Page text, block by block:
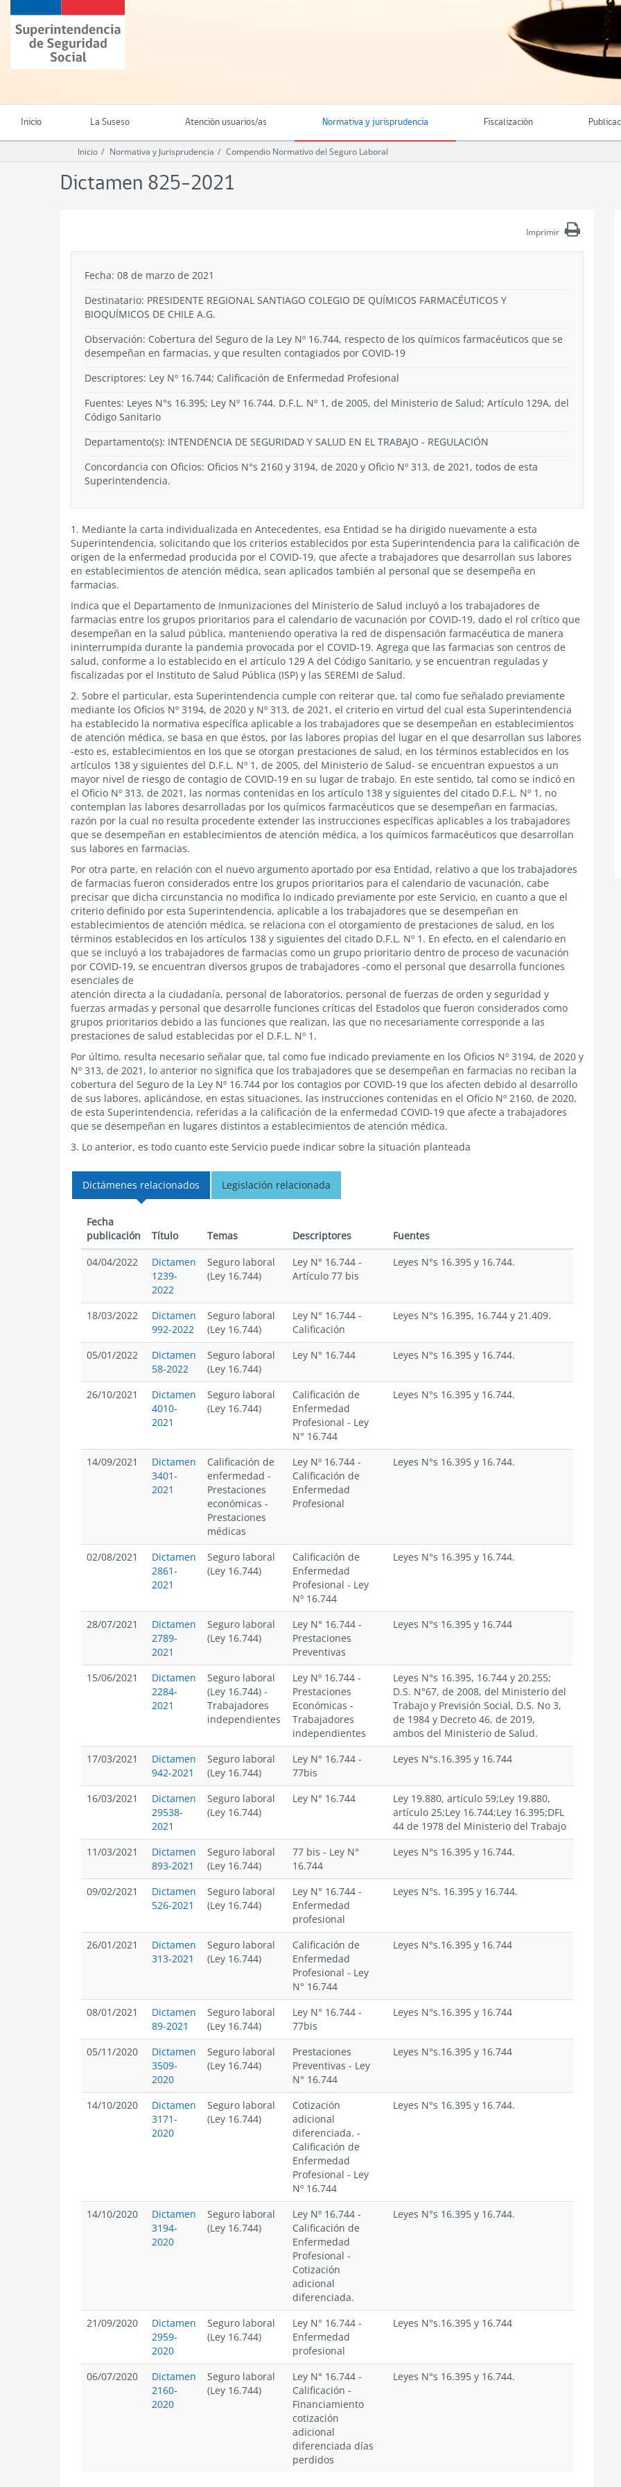
contenido
principal
Superintendencia
de
Seguridad
(SUSESO)
Chile
Inicio La Suseso Atención usuarios/as Normativa y jurisprudencia Fiscalización
Inicio Normativa y Jurisprudencia Compendio Normativo del Seguro Laboral
Dictamen 825-2021
Imprimir
Fecha: 08 de marzo de 2021
Destinatario: PRESIDENTE REGIONAL SANTIAGO COLEGIO DE QUÍMICOS FARMACÉUTICOS Y
BIOQUÍMICOS DE CHILE A.G.
Observación: Cobertura del Seguro de la Ley Nº 16.744, respecto de los químicos farmacéuticos que se
desempeñan en farmacias, y que resulten contagiados por COVID-19
Descriptores: Ley Nº 16.744; Calificación de Enfermedad Profesional
Fuentes: Leyes N°s 16.395; Ley Nº 16.744. D.F.L. Nº 1, de 2005, del Ministerio de Salud; Artículo 129A, del
Código Sanitario
Departamento(s): INTENDENCIA DE SEGURIDAD Y SALUD EN EL TRABAJO - REGULACIÓN
Concordancia con Oficios: Oficios N°s 2160 y 3194, de 2020 y Oficio Nº 313, de 2021, todos de esta
Superintendencia.
1. Mediante la carta individualizada en Antecedentes, esa Entidad se ha dirigido nuevamente a esta
Superintendencia, solicitando que los criterios establecidos por esta Superintendencia para la calificación de
origen de la enfermedad producida por el COVID-19, que afecte a trabajadores que desarrollan sus labores
en establecimientos de atención médica, sean aplicados también al personal que se desempeña en
farmacias.
Indica que el Departamento de Inmunizaciones del Ministerio de Salud incluyó a los trabajadores de
farmacias entre los grupos prioritarios para el calendario de vacunación por COVID-19, dado el rol crítico que
desempeñan en la salud pública, manteniendo operativa la red de dispensación farmacéutica de manera
ininterrumpida durante la pandemia provocada por el COVID-19. Agrega que las farmacias son centros de
salud, conforme a lo establecido en el artículo 129 A del Código Sanitario, y se encuentran reguladas y
fiscalizadas por el Instituto de Salud Pública (ISP) y las SEREMI de Salud.
2. Sobre el particular, esta Superintendencia cumple con reiterar que, tal como fue señalado previamente
mediante los Oficios Nº 3194, de 2020 y Nº 313, de 2021, el criterio en virtud del cual esta Superintendencia
ha establecido la normativa específica aplicable a los trabajadores que se desempeñan en establecimientos
de atención médica, se basa en que éstos, por las labores propias del lugar en el que desarrollan sus labores
-esto es, establecimientos en los que se otorgan prestaciones de salud, en los términos establecidos en los
artículos 138 y siguientes del D.F.L. Nº 1, de 2005, del Ministerio de Salud- se encuentran expuestos a un
mayor nivel de riesgo de contagio de COVID-19 en su lugar de trabajo. En este sentido, tal como se indicó en
el Oficio Nº 313, de 2021, las normas contenidas en los artículo 138 y siguientes del citado D.F.L. Nº 1, no
contemplan las labores desarrolladas por los químicos farmacéuticos que se desempeñan en farmacias,
razón por la cual no resulta procedente extender las instrucciones específicas aplicables a los trabajadores
que se desempeñan en establecimientos de atención médica, a los químicos farmacéuticos que desarrollan
sus labores en farmacias.
Por otra parte, en relación con el nuevo argumento aportado por esa Entidad, relativo a que los trabajadores
de farmacias fueron considerados entre los grupos prioritarios para el calendario de vacunación, cabe
precisar que dicha circunstancia no modifica lo indicado previamente por este Servicio, en cuanto a que el
criterio definido por esta Superintendencia, aplicable a los trabajadores que se desempeñan en
establecimientos de atención médica, se relaciona con el otorgamiento de prestaciones de salud, en los
términos establecidos en los artículos 138 y siguientes del citado D.F.L. Nº 1. En efecto, en el calendario en
que se incluyó a los trabajadores de farmacias como un grupo prioritario dentro de proceso de vacunación
por COVID-19, se encuentran diversos grupos de trabajadores -como el personal que desarrolla funciones
esenciales de
atención directa a la ciudadanía, personal de laboratorios, personal de fuerzas de orden y seguridad y
fuerzas armadas y personal que desarrolle funciones críticas del Estadolos que fueron considerados como
grupos prioritarios debido a las funciones que realizan, las que no necesariamente corresponde a las
prestaciones de salud establecidas por el D.F.L. Nº 1.
Por último, resulta necesario señalar que, tal como fue indicado previamente en los Oficios Nº 3194, de 2020 y
Nº 313, de 2021, lo anterior no significa que los trabajadores que se desempeñan en farmacias no reciban la
cobertura del Seguro de la Ley Nº 16.744 por los contagios por COVID-19 que los afecten debido al desarrollo
de sus labores, aplicándose, en estas situaciones, las instrucciones contenidas en el Oficio Nº 2160, de 2020,
de esta Superintendencia, referidas a la calificación de la enfermedad COVID-19 que afecte a trabajadores
que se desempeñan en lugares distintos a establecimientos de atención médica.
3. Lo anterior, es todo cuanto este Servicio puede indicar sobre la situación planteada
Dictámenes relacionados Legislación relacionada
Fecha
publicación
Título Temas Descriptores
Fuentes
04/04/2022
Dictamen
1239-
2022
Seguro laboral
(Ley 16.744)
Ley N° 16.744 -
Artículo 77 bis
Leyes N°s 16.395 y 16.744.
18/03/2022
Dictamen
992-2022
Seguro laboral
(Ley 16.744)
Ley N° 16.744 -
Calificación
Leyes N°s 16.395, 16.744 y 21.409.
05/01/2022
Dictamen
58-2022
Seguro laboral
(Ley 16.744)
Ley N° 16.744 Leyes N°s 16.395 y 16.744.
26/10/2021
Dictamen
4010-
2021
Seguro laboral
(Ley 16.744)
Calificación de
Enfermedad
Profesional - Ley
N° 16.744
Leyes N°s 16.395 y 16.744.
14/09/2021
Dictamen
3401-
2021
Calificación de
enfermedad -
Prestaciones
económicas -
Prestaciones
médicas
Ley Nº 16.744 -
Calificación de
Enfermedad
Profesional
Leyes N°s 16.395 y 16.744.
02/08/2021
Dictamen
2861-
2021
Seguro laboral
(Ley 16.744)
Calificación de
Enfermedad
Profesional - Ley
Nº 16.744
Leyes N°s 16.395 y 16.744.
28/07/2021
Dictamen
2789-
2021
Seguro laboral
(Ley 16.744)
Ley N° 16.744 -
Prestaciones
Preventivas
Leyes N°s 16.395 y 16.744
15/06/2021
Dictamen
2284-
2021
Seguro laboral
(Ley 16.744) -
Trabajadores
independientes
Ley Nº 16.744 -
Prestaciones
Económicas -
Trabajadores
independientes
Leyes N°s 16.395, 16.744 y 20.255;
D.S. N°67, de 2008, del Ministerio del
Trabajo y Previsión Social, D.S. No 3,
de 1984 y Decreto 46, de 2019,
ambos del Ministerio de Salud.
17/03/2021
Dictamen
942-2021
Seguro laboral
(Ley 16.744)
Ley N° 16.744 -
77bis
Leyes N°s.16.395 y 16.744
16/03/2021
Dictamen
29538-
2021
Seguro laboral
(Ley 16.744)
Ley N° 16.744
Ley 19.880, artículo 59;Ley 19.880,
artículo 25;Ley 16.744;Ley 16.395;DFL
44 de 1978 del Ministerio del Trabajo
11/03/2021
Dictamen
893-2021
Seguro laboral
(Ley 16.744)
77 bis - Ley N°
16.744
Leyes N°s 16.395 y 16.744.
09/02/2021
Dictamen
526-2021
Seguro laboral
(Ley 16.744)
Ley N° 16.744 -
Enfermedad
profesional
Leyes N°s. 16.395 y 16.744.
26/01/2021
Dictamen
313-2021
Seguro laboral
(Ley 16.744)
Calificación de
Enfermedad
Profesional - Ley
N° 16.744
Leyes N°s.16.395 y 16.744
08/01/2021
Dictamen
89-2021
Seguro laboral
(Ley 16.744)
Ley N° 16.744 -
77bis
Leyes N°s.16.395 y 16.744
05/11/2020
Dictamen
3509-
2020
Seguro laboral
(Ley 16.744)
Prestaciones
Preventivas - Ley
N° 16.744
Leyes N°s.16.395 y 16.744
14/10/2020
Dictamen
3171-
2020
Seguro laboral
(Ley 16.744)
Cotización
adicional
diferenciada. -
Calificación de
Enfermedad
Profesional - Ley
Nº 16.744
Leyes N°s 16.395 y 16.744.
14/10/2020
Dictamen
3194-
2020
Seguro laboral
(Ley 16.744)
Ley Nº 16.744 -
Calificación de
Enfermedad
Profesional -
Cotización
adicional
diferenciada.
Leyes N°s 16.395 y 16.744.
21/09/2020
Dictamen
2959-
2020
Seguro laboral
(Ley 16.744)
Ley N° 16.744 -
Enfermedad
profesional
Leyes N°s.16.395 y 16.744
06/07/2020
Dictamen
2160-
2020
Seguro laboral
(Ley 16.744)
Ley N° 16.744 -
Calificación -
Financiamiento
cotización
adicional
diferenciada días
perdidos
Leyes N°s 16.395 y 16.744.